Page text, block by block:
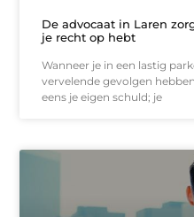
De advocaat in Laren
je recht op hebt
Wanneer je in een lastig
vervelende gevolgen
eens je eigen schuld; je